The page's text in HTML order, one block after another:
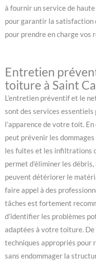
à fournir un service de
pour garantir la satisfaction
pour prendre en charge vos
Entretien
toiture à Saint
L’entretien préventif et le
sont des services
l’apparence de votre toit.
peut prévenir les
les fuites et les infiltrations
permet d’éliminer les
peuvent détériorer le
faire appel à des
tâches est fortement
d’identifier les problèmes
adaptées à votre toiture. De
techniques appropriés pour
sans endommager la